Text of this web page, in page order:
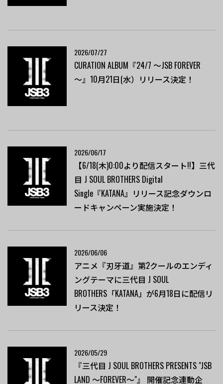
2026/07/27
CURATION ALBUM『24/7 ～JSB FOREVER
～』10月21日(水）リリース決定！
2026/06/17
【6/18(木)0:00より配信スタート!!】三代
目 J SOUL BROTHERS Digital
Single『KATANA』リリース記念ダウンロ
ードキャンペーン実施決定！
2026/06/06
アニメ『刃牙道』第2クールのエンディ
ングテーマに三代目 J SOUL
BROTHERS「KATANA」が6月18日に配信リ
リース決定！
2026/05/29
『三代目 J SOUL BROTHERS PRESENTS "JSB
LAND ～FOREVER～"』 開催記念連動企